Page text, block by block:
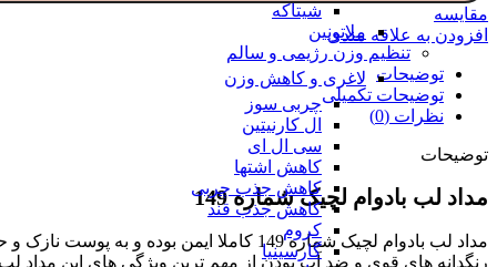
شیتاکه
ملاتونین
تنظیم وزن رژیمی و سالم
لاغری و کاهش وزن
چربی سوز
ال کارنیتین
سی ال ای
کاهش اشتها
کاهش جذب چربی
کاهش جذب قند
کروم
گارسینیا
مقایسه
افزودن به علاقه مندی
توضیحات
توضیحات تکمیلی
نظرات (0)
توضیحات
مداد لب بادوام لچیک شماره 149
مداد لب بادوام لچیک شماره 149 کاملا
رنگدانه های قوی و ضد آب بودن از مهم ترین ویژگی های این